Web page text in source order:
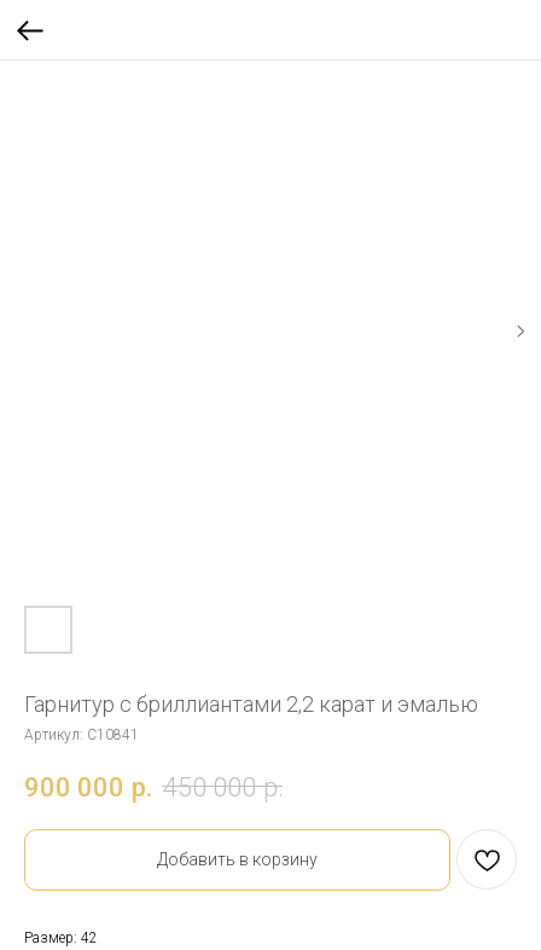
Гарнитур с бриллиантами 2,2 карат и эмалью
Артикул: С10841
900 000 р. 450 000 р.
Добавить в корзину
Размер: 42